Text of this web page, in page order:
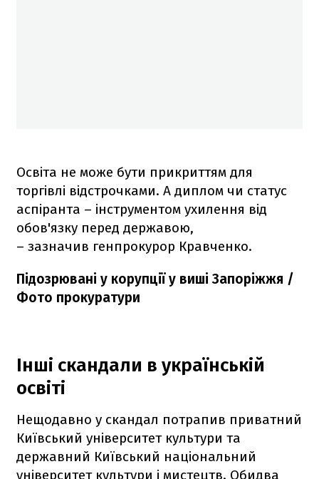
Освіта не може бути прикриттям для
торгівлі відстрочками. А диплом чи статус
аспіранта – інструментом ухилення від
обов'язку перед державою,
– зазначив генпрокурор Кравченко.
Підозрювані у корупції у виші Запоріжжя /
Фото прокуратури
Інші скандали в українській
освіті
Нещодавно у скандал потрапив приватний
Київський університет культури та
державний Київський національний
університет культури і мистецтв. Обидва